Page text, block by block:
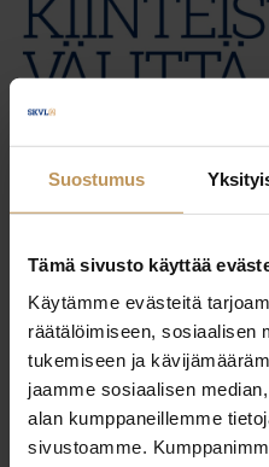
Suostumus
Tämä sivusto käyttää
Käytämme evästeitä
räätälöimiseen, sosiaalisen
tukemiseen ja
jaamme sosiaalisen
alan kumppaneillemme
sivustoamme.
Lue artikkeli